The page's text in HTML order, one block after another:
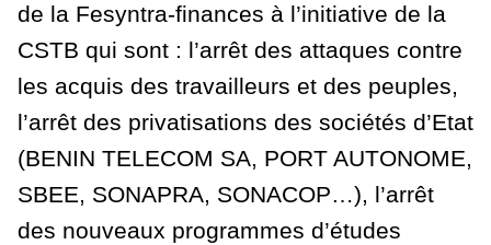
de la Fesyntra-finances à l’initiative de la
CSTB qui sont : l’arrêt des attaques contre
les acquis des travailleurs et des peuples,
l’arrêt des privatisations des sociétés d’Etat
(BENIN TELECOM SA, PORT AUTONOME,
SBEE, SONAPRA, SONACOP…), l’arrêt
des nouveaux programmes d’études